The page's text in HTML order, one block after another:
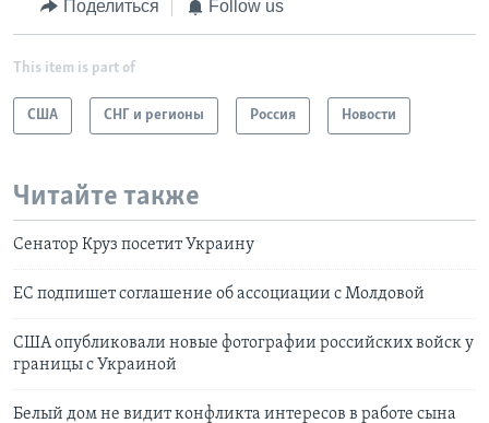
Поделиться Follow us
This item is part of
США СНГ и регионы Россия Новости
Читайте также
Сенатор Круз посетит Украину
ЕС подпишет соглашение об ассоциации с Молдовой
США опубликовали новые фотографии российских войск у
границы с Украиной
Белый дом не видит конфликта интересов в работе сына